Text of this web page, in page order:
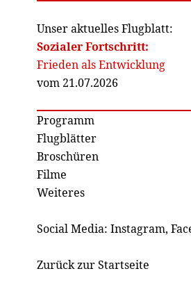
Unser aktuelles Flugblatt:
Sozialer Fortschritt:
Frieden als Entwicklung
vom 21.07.2026
Programm
Flugblätter
Broschüren
Filme
Weiteres
Social Media: Instagram,
Zurück zur Startseite